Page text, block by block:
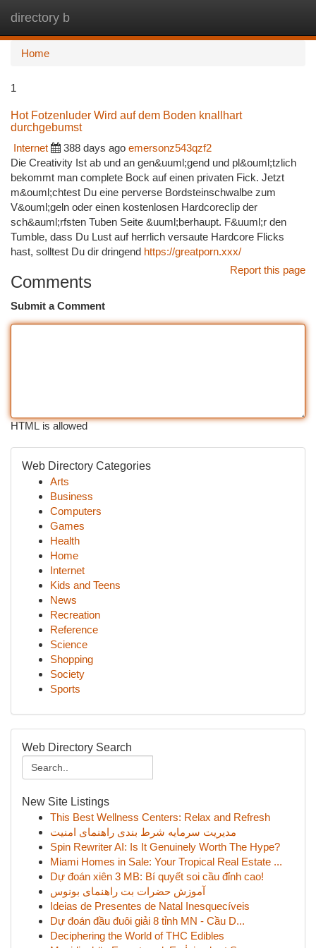
directory b
Home
1
Hot Fotzenluder Wird auf dem Boden knallhart
durchgebumst
Internet
388 days ago emersonz543qzf2
Die Creativity Ist ab und an gen&uuml;gend und pl&ouml;tzlich
bekommt man complete Bock auf einen privaten Fick. Jetzt
m&ouml;chtest Du eine perverse Bordsteinschwalbe zum
V&ouml;geln oder einen kostenlosen Hardcoreclip der
sch&auml;rfsten Tuben Seite &uuml;berhaupt. F&uuml;r den
Tumble, dass Du Lust auf herrlich versaute Hardcore Flicks
hast, solltest Du dir dringend https://greatporn.xxx/
Report this page
Comments
Submit a Comment
HTML is allowed
Web Directory Categories
Arts
Business
Computers
Games
Health
Home
Internet
Kids and Teens
News
Recreation
Reference
Science
Shopping
Society
Sports
Web Directory Search
New Site Listings
This Best Wellness Centers: Relax and Refresh
مدیریت سرمایه شرط بندی راهنمای امنیت
Spin Rewriter AI: Is It Genuinely Worth The Hype?
Miami Homes in Sale: Your Tropical Real Estate ...
Dự đoán xiên 3 MB: Bí quyết soi cầu đỉnh cao!
آموزش حضرات بت راهنمای بونوس
Ideias de Presentes de Natal Inesquecíveis
Dự đoán đầu đuôi giải 8 tỉnh MN - Cầu D...
Deciphering the World of THC Edibles